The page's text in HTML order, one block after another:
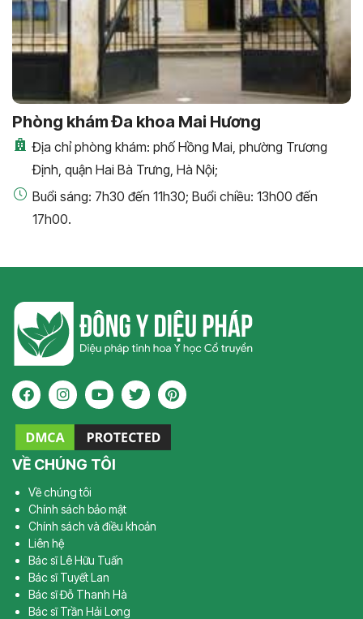
Phòng khám Đa khoa Mai Hương
Địa chỉ phòng khám: phố Hồng Mai, phường Trương
Định, quận Hai Bà Trưng, Hà Nội;
Buổi sáng: 7h30 đến 11h30; Buổi chiều: 13h00 đến
17h00.
VỀ CHÚNG TÔI
Về chúng tôi
Chính sách bảo mật
Chính sách và điều khoản
Liên hệ
Bác sĩ Lê Hữu Tuấn
Bác sĩ Tuyết Lan
Bác sĩ Đỗ Thanh Hà
Bác sĩ Trần Hải Long